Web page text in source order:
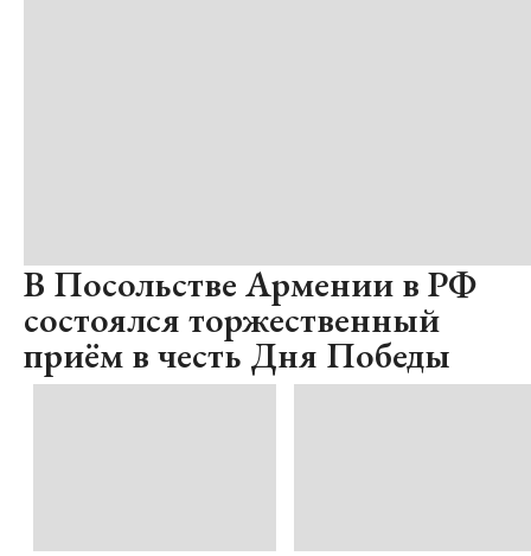
В Посольстве Армении в РФ
состоялся торжественный
приём в честь Дня Победы